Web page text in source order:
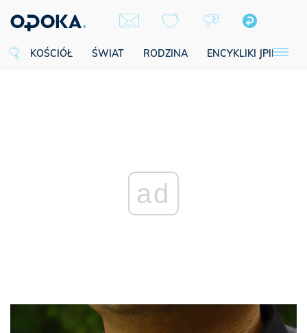
KOŚCIÓŁ ŚWIAT RODZINA ENCYKLIKI JPII
ad